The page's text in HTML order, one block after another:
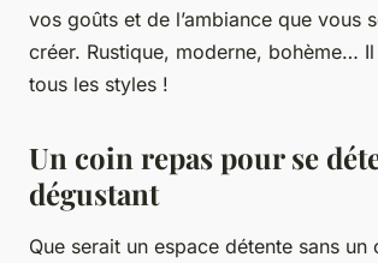
vos goûts et de l’ambiance que vous
créer. Rustique, moderne, bohème…
tous les styles !
Un coin repas pour se
dégustant
Que serait un espace détente sans un